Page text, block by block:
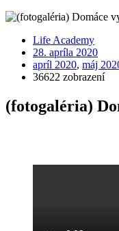
Life Academy
28. apríla 2020
apríl 2020, máj
36622 zobrazení
(fotogaléria)